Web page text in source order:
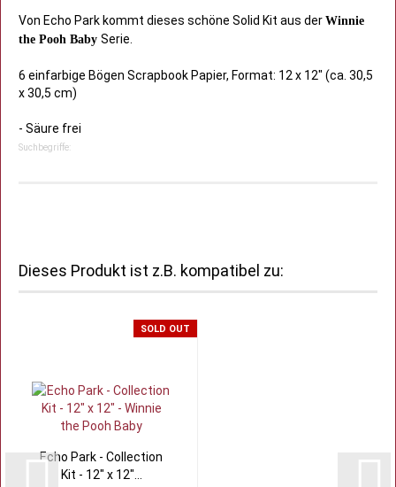
Von Echo Park kommt dieses schöne Solid Kit aus der Winnie
the Pooh Baby Serie.
6 einfarbige Bögen Scrapbook Papier, Format: 12 x 12" (ca. 30,5
x 30,5 cm)
- Säure frei
Suchbegriffe:
Dieses Produkt ist z.B. kompatibel zu:
SOLD OUT
Echo Park - Collection
Kit - 12" x 12"...